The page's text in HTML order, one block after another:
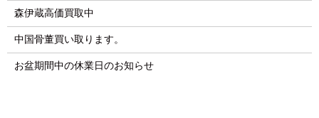
森伊蔵高価買取中
中国骨董買い取ります。
お盆期間中の休業日のお知らせ